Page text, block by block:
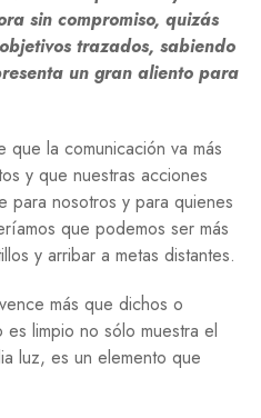
sin compromiso, quizás
trazados, sabiendo
un gran aliento para
la comunicación va más
y que nuestras acciones
para nosotros y para quienes
que podemos ser más
y arribar a metas distantes.
más que dichos o
limpio no sólo muestra el
luz, es un elemento que